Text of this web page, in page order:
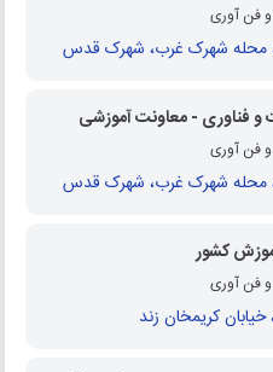
و فن آوری
و فناوری - معاونت آموزشی
و فن آوری
کشور
و فن آوری